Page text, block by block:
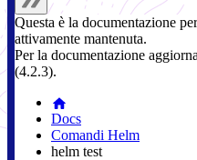
Questa è la documentazione
attivamente mantenuta.
Per la documentazione
(4.2.3).
Docs
Comandi Helm
helm test